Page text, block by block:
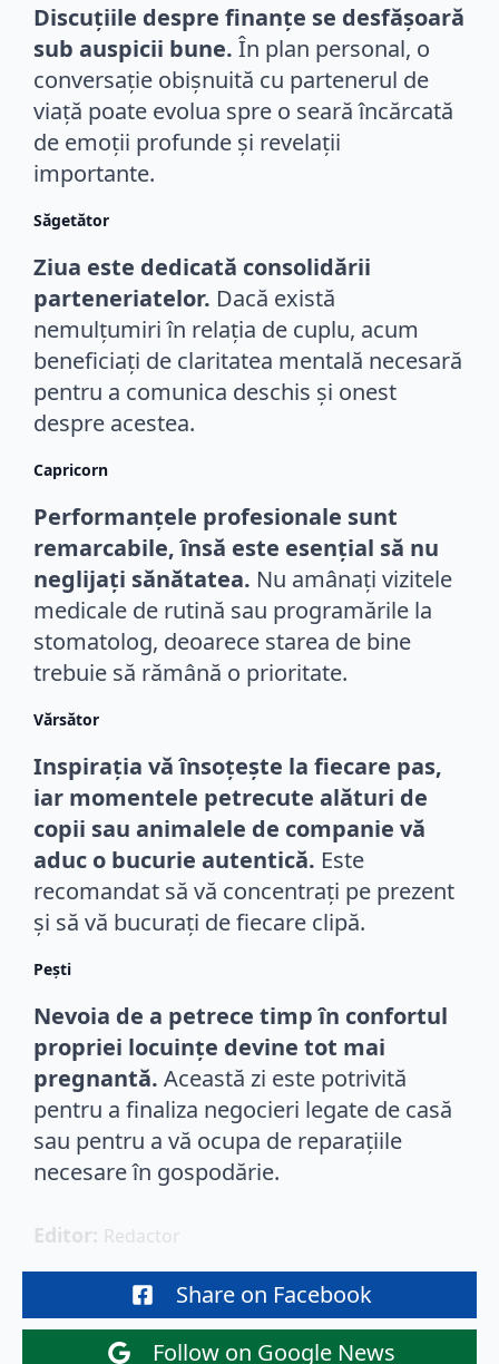
Discuțiile despre finanțe se desfășoară
sub auspicii bune. În plan personal, o
conversație obișnuită cu partenerul de
viață poate evolua spre o seară încărcată
de emoții profunde și revelații
importante.
Săgetător
Ziua este dedicată consolidării
parteneriatelor. Dacă există
nemulțumiri în relația de cuplu, acum
beneficiați de claritatea mentală necesară
pentru a comunica deschis și onest
despre acestea.
Capricorn
Performanțele profesionale sunt
remarcabile, însă este esențial să nu
neglijați sănătatea. Nu amânați vizitele
medicale de rutină sau programările la
stomatolog, deoarece starea de bine
trebuie să rămână o prioritate.
Vărsător
Inspirația vă însoțește la fiecare pas,
iar momentele petrecute alături de
copii sau animalele de companie vă
aduc o bucurie autentică. Este
recomandat să vă concentrați pe prezent
și să vă bucurați de fiecare clipă.
Pești
Nevoia de a petrece timp în confortul
propriei locuințe devine tot mai
pregnantă. Această zi este potrivită
pentru a finaliza negocieri legate de casă
sau pentru a vă ocupa de reparațiile
necesare în gospodărie.
Editor: Redactor
Share on Facebook
Follow on Google News